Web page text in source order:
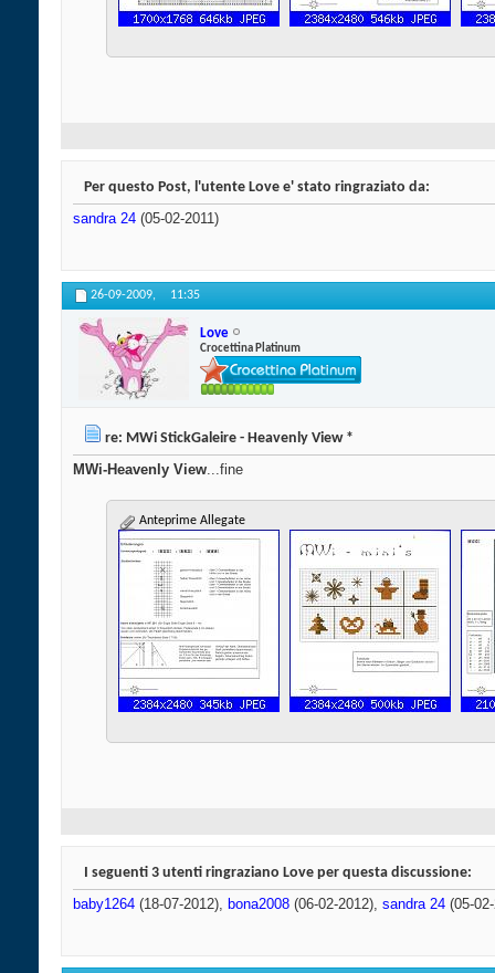
Per questo Post, l'utente Love e' stato ringraziato da:
sandra 24 (05-02-2011)
26-09-2009, 11:35
Love
Crocettina Platinum
re: MWi StickGaleire - Heavenly View *
MWi-Heavenly View...fine
Anteprime Allegate
I seguenti 3 utenti ringraziano Love per questa discussione:
baby1264 (18-07-2012), bona2008 (06-02-2012), sandra 24 (05-